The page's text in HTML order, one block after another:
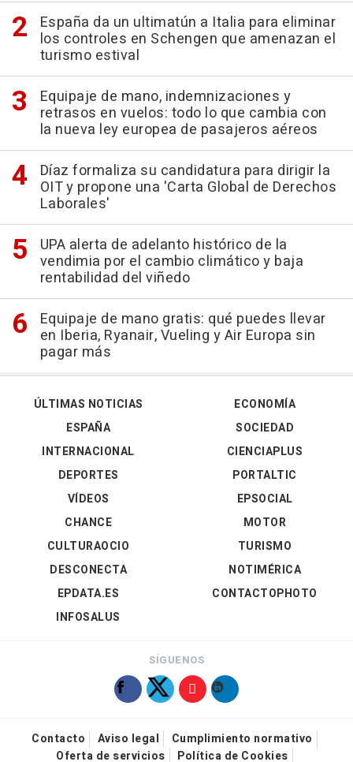
España da un ultimatún a Italia para eliminar
los controles en Schengen que amenazan el
turismo estival
Equipaje de mano, indemnizaciones y
retrasos en vuelos: todo lo que cambia con
la nueva ley europea de pasajeros aéreos
Díaz formaliza su candidatura para dirigir la
OIT y propone una 'Carta Global de Derechos
Laborales'
UPA alerta de adelanto histórico de la
vendimia por el cambio climático y baja
rentabilidad del viñedo
Equipaje de mano gratis: qué puedes llevar
en Iberia, Ryanair, Vueling y Air Europa sin
pagar más
ÚLTIMAS NOTICIAS
ESPAÑA
INTERNACIONAL
DEPORTES
VÍDEOS
ECONOMÍA
SOCIEDAD
CIENCIAPLUS
PORTALTIC
EPSOCIAL
CHANCE
CULTURAOCIO
DESCONECTA
EPDATA.ES
INFOSALUS
MOTOR
TURISMO
NOTIMÉRICA
CONTACTOPHOTO
SÍGUENOS
Contacto Aviso legal
Cumplimiento normativo
Oferta de servicios
Política de Cookies